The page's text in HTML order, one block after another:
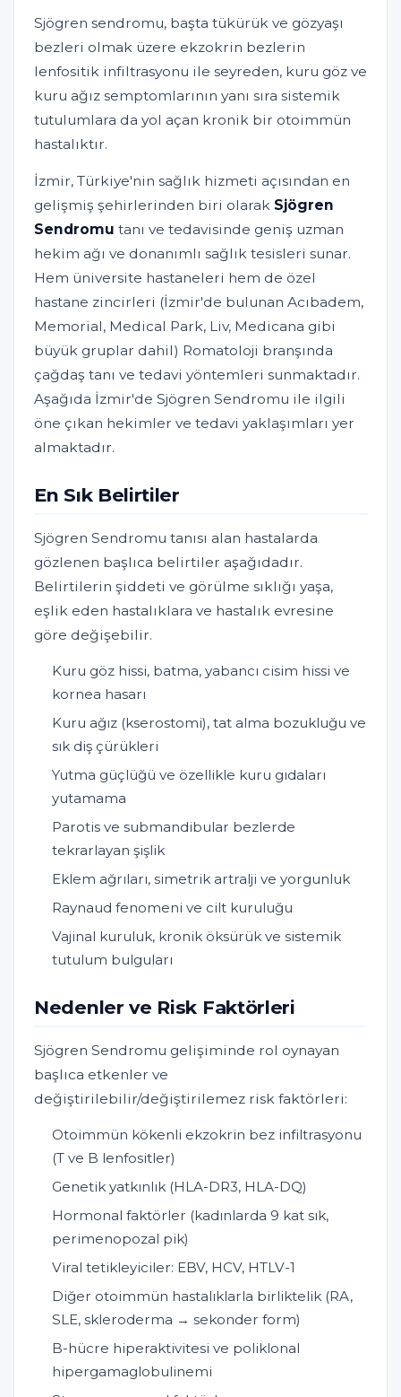
Sjögren sendromu, başta tükürük ve gözyaşı
bezleri olmak üzere ekzokrin bezlerin
lenfositik infiltrasyonu ile seyreden, kuru göz ve
kuru ağız semptomlarının yanı sıra sistemik
tutulumlara da yol açan kronik bir otoimmün
hastalıktır.
İzmir, Türkiye'nin sağlık hizmeti açısından en
gelişmiş şehirlerinden biri olarak Sjögren
Sendromu tanı ve tedavisinde geniş uzman
hekim ağı ve donanımlı sağlık tesisleri sunar.
Hem üniversite hastaneleri hem de özel
hastane zincirleri (İzmir'de bulunan Acıbadem,
Memorial, Medical Park, Liv, Medicana gibi
büyük gruplar dahil) Romatoloji branşında
çağdaş tanı ve tedavi yöntemleri sunmaktadır.
Aşağıda İzmir'de Sjögren Sendromu ile ilgili
öne çıkan hekimler ve tedavi yaklaşımları yer
almaktadır.
En Sık Belirtiler
Sjögren Sendromu tanısı alan hastalarda
gözlenen başlıca belirtiler aşağıdadır.
Belirtilerin şiddeti ve görülme sıklığı yaşa,
eşlik eden hastalıklara ve hastalık evresine
göre değişebilir.
Kuru göz hissi, batma, yabancı cisim hissi ve
kornea hasarı
Kuru ağız (kserostomi), tat alma bozukluğu ve
sık diş çürükleri
Yutma güçlüğü ve özellikle kuru gıdaları
yutamama
Parotis ve submandibular bezlerde
tekrarlayan şişlik
Eklem ağrıları, simetrik artralji ve yorgunluk
Raynaud fenomeni ve cilt kuruluğu
Vajinal kuruluk, kronik öksürük ve sistemik
tutulum bulguları
Nedenler ve Risk Faktörleri
Sjögren Sendromu gelişiminde rol oynayan
başlıca etkenler ve
değiştirilebilir/değiştirilemez risk faktörleri:
Otoimmün kökenli ekzokrin bez infiltrasyonu
(T ve B lenfositler)
Genetik yatkınlık (HLA-DR3, HLA-DQ)
Hormonal faktörler (kadınlarda 9 kat sık,
perimenopozal pik)
Viral tetikleyiciler: EBV, HCV, HTLV-1
Diğer otoimmün hastalıklarla birliktelik (RA,
SLE, skleroderma → sekonder form)
B-hücre hiperaktivitesi ve poliklonal
hipergamaglobulinemi